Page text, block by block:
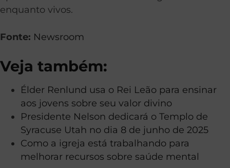
enquanto vivos.
Fonte: Newsroom
Veja também:
Élder Renlund usa o Rei Leão para ensinar
aos jovens sobre seu valor divino
Presidente Nelson dedicará o Templo de
Syracuse Utah no dia 8 de junho de 2025
Como a igreja está trabalhando para
melhorar recursos sobre saúde mental